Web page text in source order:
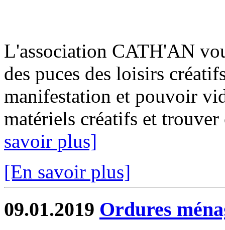
L'association CATH'AN
des puces des loisirs
manifestation et pouvoir
matériels créatifs et
savoir plus]
[En savoir plus]
09.01.2019 Ordures